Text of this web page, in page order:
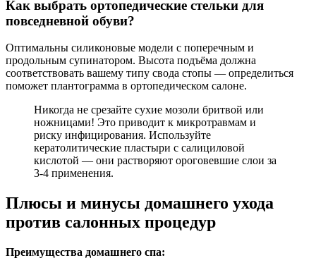
Как выбрать ортопедические стельки для
повседневной обуви?
Оптимальны силиконовые модели с поперечным и
продольным супинатором. Высота подъёма должна
соответствовать вашему типу свода стопы — определиться
поможет плантограмма в ортопедическом салоне.
Никогда не срезайте сухие мозоли бритвой или
ножницами! Это приводит к микротравмам и
риску инфицирования. Используйте
кератолитические пластыри с салициловой
кислотой — они растворяют ороговевшие слои за
3-4 применения.
Плюсы и минусы домашнего ухода
против салонных процедур
Преимущества домашнего спа: